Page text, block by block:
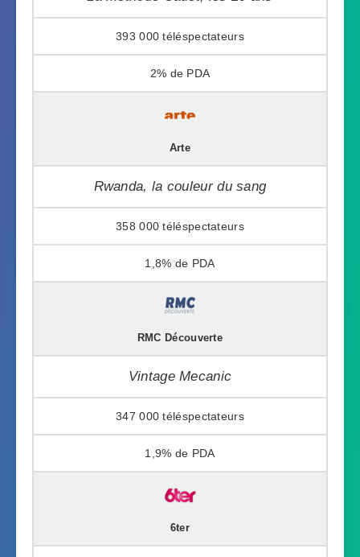
393 000
2%
Arte
Rwanda, la couleur du sang
358 000
1,8%
RMC Découverte
Vintage Mecanic
347 000
1,9%
6ter